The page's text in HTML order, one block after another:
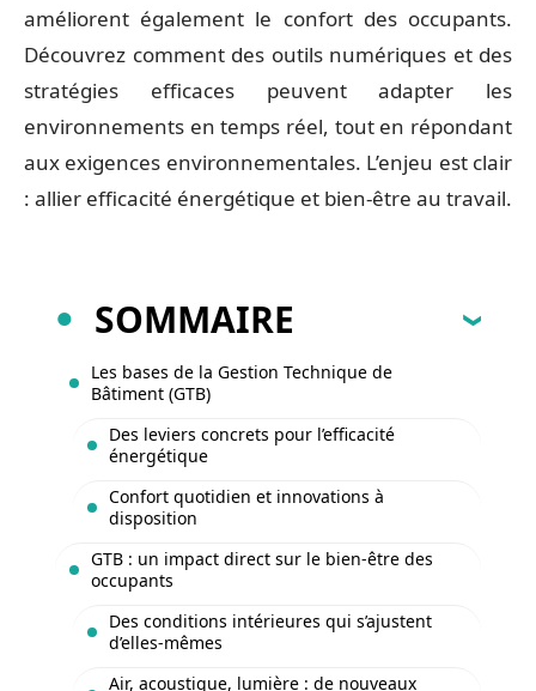
améliorent également le confort des occupants.
Découvrez comment des outils numériques et des
stratégies efficaces peuvent adapter les
environnements en temps réel, tout en répondant
aux exigences environnementales. L’enjeu est clair
: allier efficacité énergétique et bien-être au travail.
SOMMAIRE
Les bases de la Gestion Technique de
Bâtiment (GTB)
Des leviers concrets pour l’efficacité
énergétique
Confort quotidien et innovations à
disposition
GTB : un impact direct sur le bien-être des
occupants
Des conditions intérieures qui s’ajustent
d’elles-mêmes
Air, acoustique, lumière : de nouveaux